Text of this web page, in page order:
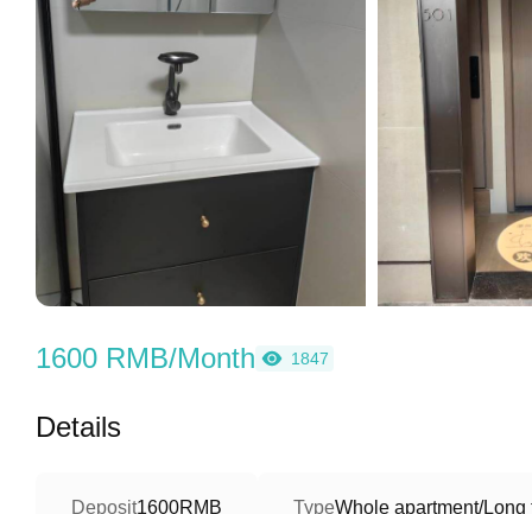
1600 RMB/Month 1847
Details
Deposit1600RMB TypeWhole apartment/Long